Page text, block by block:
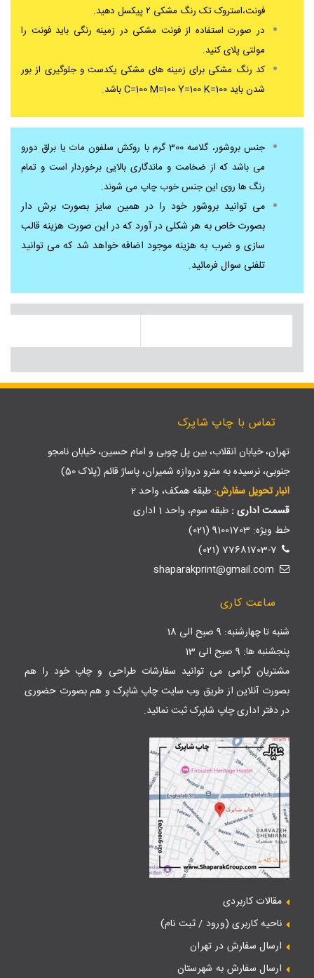
فونت،استروک تک رنگ مشکی ۲ پیکسل دهید.
در صورت استفاده از فونت مشکی در زمینه رنگی باید فونت را
مولتی پلای کنید.
کد رنگ مشکی برای زمینه های مشکی یکدست و جلوگیری از بور
شدن باید C=100 M=100 Y=100 K=100 باشد.
جنس بروشور، گلاسه 300 گرم با روکش سلفون مات یا براق دورو
می باشد که از ضخامت و ماندگاری بالایی برخوردار است و تمام
رنگ ها روی این جنس خوب چاپ می شوند.
می توانید بروشور خود را در همین سایز بصورت برش دار
بصورت خاص به هر شکلی در آورد که در این صورت هزینه قالب
سازی و ضرب به هزینه موجود اضافه خواهد شد که می توانید
تلفنی سوال فرمائید.
تماس با چاپ شاپرک
تهران، خیابان انقلاب، بین پل چوبی و امام حسین، خیابان نامجو
جنوبی، نرسیده به مترو دروازه شمیران، پاساژ قائم (پلاک 50)
انبار تحویل سفارش: طبقه همکف، واحد 2
قسمت اداری : طبقه سوم، واحد 1 اداری
خط ویژه: 91001703 (021)
77681703-7 (021)
ساعت کاری
شنبه تا چهارشنبه: 9 صبح الی 18
پنجشنبه ها: 9 صبح الی 13
مشتریان گرامی می توانید سفارشات طراحی و چاپ خود را هم
بصورت آنلاین از طریق وب سایتچاپ شاپرک و هم بصورت حضوری
در دفتر اداری چاپ شاپرک ثبت نمائید.
مقالات کاربردی
ناحیه کاربری (ورود / ثبت نام)
ارسال سفارش در تهران
ارسال سفارش به شهرستان